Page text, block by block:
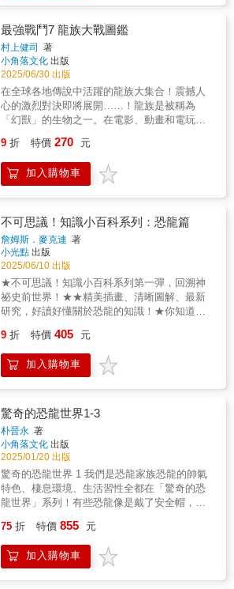
長也能補充知識，與孩子一起變聰明許多父母
閱讀後才驚呼：「原來恐龍這麼複雜，我也長
知識了！」一本書讓全家都能用更科學的方式
看世界。《恐龍圖鑑》不只是一本書，是孩子
成長的能力工具，也是家長安心的選擇✔ 內容
專業可靠✔ 圖像精細震撼✔ 知識完整扎實✔ 能
力培養多面向✔ 適合孩子，也適合全家✔ 值得
孩子「越讀越聰明」、「越讀越專注」、「越
物車後最不後悔的選擇。
用簡單、較易理解的閱讀詞彙，讓孩子能夠輕
鬆學習恐龍新知。5.圓角大開本設計使用厚紙
撕不破內頁，加上圓角大開本設計，翻閱書籍
安心又放心。■商品功能★促進手眼協調動動小
手拼拼圖，促進孩子手眼協調。★進階式知識
拼圖階段式的片數拼圖，循序漸進強化孩子腦
力與專注力。★百科閱讀內容搭配簡單又富有
知識性的閱讀內容，讓孩子培養閱讀好習慣。
★防水厚紙撕不破防水厚紙材質不易撕破，可
安心讓孩子抓取、拼圖、翻閱。■商品規格【風
車】PNSO恐龍知識百科拼圖出版社：風車圖
書出版有限公司編者：風車編輯部適讀年齡：3
歲以上條碼：9786267496527尺寸：
的翼龍特色、知識、習性，培養閱讀習慣，搭
配不同階段片數的恐龍拼圖，讓孩子動手拼一
拼，不只強化手眼協調，同時也可以訓練腦力
與專注力，百科性的閱讀內文，讓孩子吸收知
識。家長可以和孩子一起閱讀、拼拼圖，並在
孩子拼完後給予鼓勵，共享親子同樂及共讀時
光，並在遊戲中學習。■商品特色1.翼龍知識百
科神祕又有趣的翼龍知識百科，讓孩子認識翼
龍世界，學習翼龍特色。2.漸進階段式益智拼
腦力及專注力。3.認識恐龍名稱、習性理解翼
龍分類、習性、化石等不同的恐龍探索學習，
了解恐龍歷史。4.簡單易理解的閱讀內容用簡
習翼龍新知。5.圓角大開本設計使用厚紙撕不
破內頁，加上圓角大開本設計，翻閱書籍安心
又放心。■商品功能★促進手眼協調動動小手拼
拼圖，促進孩子手眼協調。★進階式知識拼圖
階段式的片數拼圖，循序漸進強化孩子腦力與
專注力。★百科閱讀內容搭配簡單又富有知識
性的閱讀內容，讓孩子培養閱讀好習慣。★防
讓孩子抓取、拼圖、翻閱。■商品規格【風車】
PNSO翼龍知識百科拼圖出版社：風車圖書出
版有限公司編者：風車編輯部適讀年齡：3歲以
月產地：中國商品檢驗標誌：D33884
最強戰鬥7 龍族大戰圖鑑
村上健司
著
小角落文化 出版
2025/06/30 出版
在全球各地傳說中活躍的龍族大集合！震撼人
心的激烈對決即將展開……！龍族是被稱為
「幻獸」的生物之一。在電影、動畫和電玩遊
影。人們自古便相信龍族的存在，並透過文字
或口耳相傳，將其驚人的力量，以及令人畏懼
之處代代記錄下來。在本書，傳說中的生存時
大賽規則006 頁面說明008 全球最強龍王冠軍
選拔賽分組一覽011 注意事項戰鬥全球最強龍
王冠軍選拔賽013 16強賽 ～全球的龍族集結於
此！～052 進階16強賽 ～阻擋在前方的日本龍
和中國龍～090 表演賽 龍族VS惡魔3回合對決
108 8強賽 ～強者們的大混戰！～122 準決賽
～最強的稱號近在眼前！～131 決賽 ～戰鬥即
將迎向最高潮！～專欄050 龍族的基本知識
①088 龍族的基本知識②106 龍族登場的神話
覽◎適讀年齡：小學中年級以上，建議8歲以下
親子共讀或教師導讀
9 折 特價 270 元
加入購物車
不可思議！知識小百科系列：恐龍篇
詹姆斯．麥克連 著
小光點 出版
2025/06/10 出版
★不可思議！知識小百科系列第一彈，回溯神
祕史前世界！★★精美插畫、清晰圖解、最新
研究，好讀好懂關於恐龍的知識！★你知道暴
用途嗎？副櫛龍的頭冠為什麼像伸縮喇叭？那
些超級重的恐龍又是如何坐在蛋上卻不壓壞它
們的？這是一本為小小恐龍迷打造的知識小百
讓你在閱讀中不僅滿足好奇心，還能收穫滿滿
的知識與樂趣！◎本書特色・細緻插圖、知識
對比，提升閱讀理解全書配有細緻生動的插
圖，彷彿帶你穿越時光，回到數千萬年前的恐
龍時代。插畫家用精細的筆觸，讓每頁圖像都
充滿視覺震撼。特別設計的圖文對比，幫助掌
握不同恐龍間的獨特之處。・最新專業知識，
解答各種驚奇問題本書由布里斯托爾大學地球
科學學院安德烈．羅威博士的專業建議編著，
外讀者好評推薦「孩子每天都翻這本書，還興
奮地分享裡面的知識，真的值得買！」「插圖
太棒了，像在看恐龍展，內容又有趣又豐
9 折 特價 405 元
加入購物車
驚奇的恐龍世界1-3
朴晉永 著
小角落文化 出版
2025/01/20 出版
驚奇的恐龍世界 1 我們是恐龍家族恐龍的帥氣
特色、棲息環境、生活習性全都在「驚奇的恐
龍世界」系列！有些恐龍像是戴了安全帽，有
子超長，或是有雙大長腿或翅膀⋯⋯各式各樣
的恐龍在兩億多年的地球上生存著，甚至還有
些恐龍幸運地存活至今，生活在我們身邊！？
75 折 特價 855 元
加入購物車